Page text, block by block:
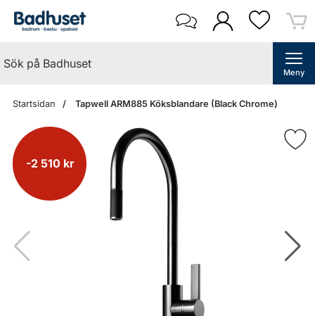
Meny
Startsidan Tapwell ARM885 Köksblandare (Black Chrome)
-2 510 kr